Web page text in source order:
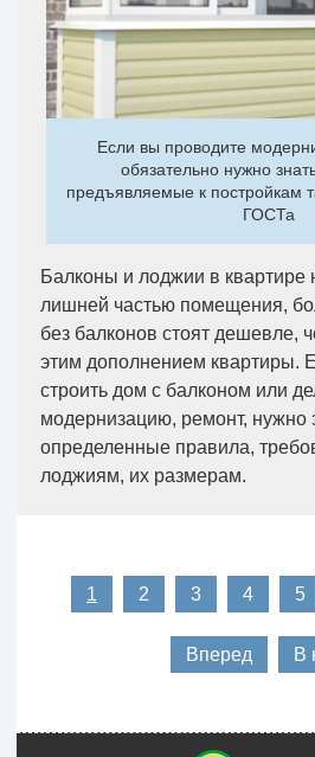
Если вы проводите
обязательно нужно
предъявляемые к постройкам
ГОСТа
Балконы и лоджии в квартире
лишней частью помещения,
без балконов стоят дешевле,
этим дополнением квартиры.
строить дом с балконом или
модернизацию, ремонт, нужно
определенные правила,
лоджиям, их размерам.
1 2 3 4 5
Вперед В